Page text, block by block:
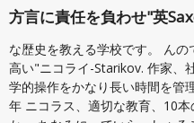
方言に責任を負わせ"英
な歴史を教える学校です。 ん
高い"ニコライ-Starikov. 作家、
学的操作をかなり長い時間を管
年 ニコラス、適切な教育、10